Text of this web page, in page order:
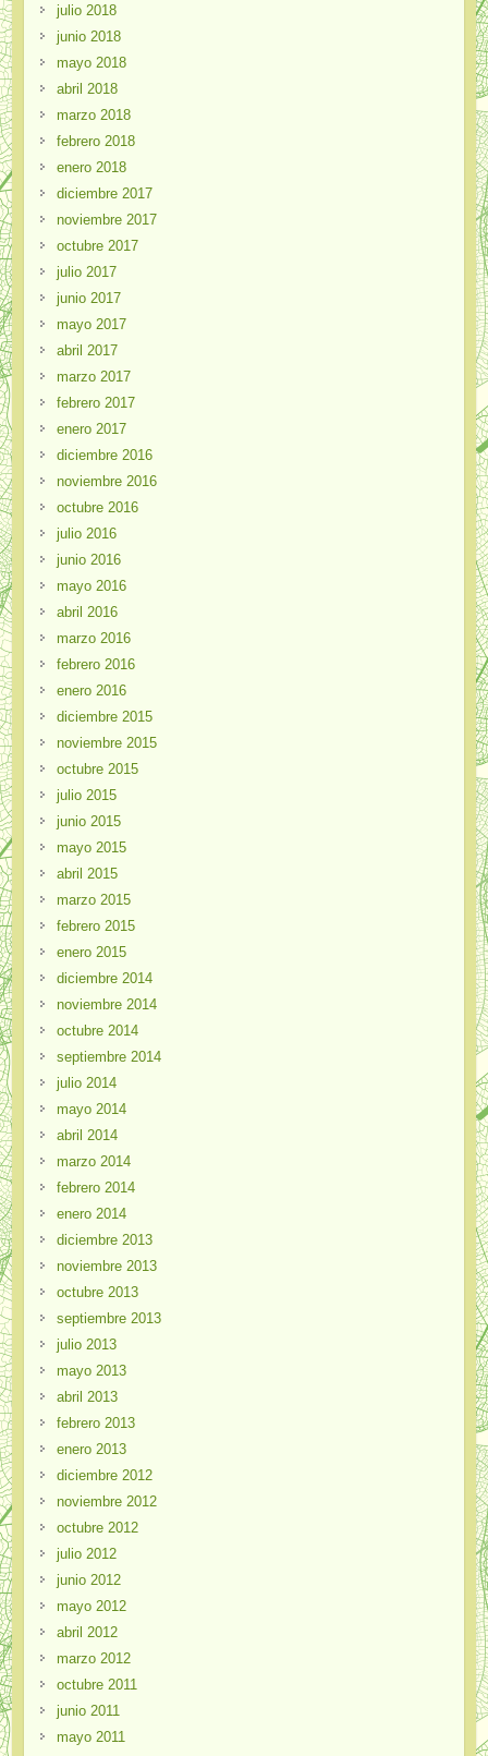
julio 2018
junio 2018
mayo 2018
abril 2018
marzo 2018
febrero 2018
enero 2018
diciembre 2017
noviembre 2017
octubre 2017
julio 2017
junio 2017
mayo 2017
abril 2017
marzo 2017
febrero 2017
enero 2017
diciembre 2016
noviembre 2016
octubre 2016
julio 2016
junio 2016
mayo 2016
abril 2016
marzo 2016
febrero 2016
enero 2016
diciembre 2015
noviembre 2015
octubre 2015
julio 2015
junio 2015
mayo 2015
abril 2015
marzo 2015
febrero 2015
enero 2015
diciembre 2014
noviembre 2014
octubre 2014
septiembre 2014
julio 2014
mayo 2014
abril 2014
marzo 2014
febrero 2014
enero 2014
diciembre 2013
noviembre 2013
octubre 2013
septiembre 2013
julio 2013
mayo 2013
abril 2013
febrero 2013
enero 2013
diciembre 2012
noviembre 2012
octubre 2012
julio 2012
junio 2012
mayo 2012
abril 2012
marzo 2012
octubre 2011
junio 2011
mayo 2011